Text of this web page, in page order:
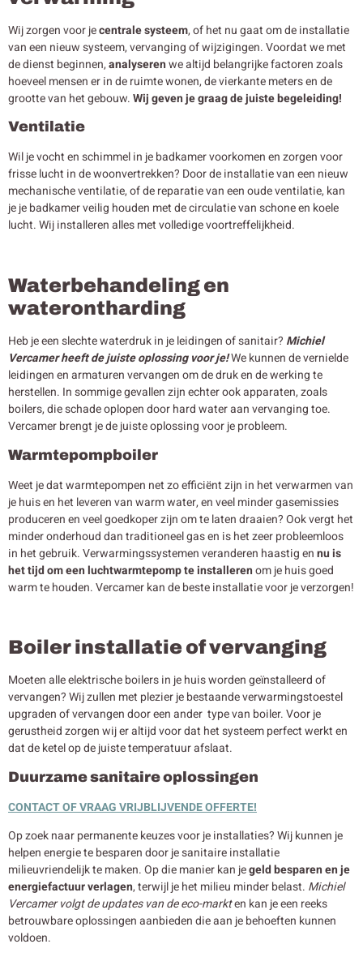
Wij zorgen voor jecentrale systeem, of het nu gaat om de installatie
van een nieuw systeem, vervanging of wijzigingen. Voordat we met
de dienst beginnen,analyserenwe altijd belangrijke factoren zoals
hoeveel mensen er in de ruimte wonen, de vierkante meters en de
grootte van het gebouw.Wij geven je graag de juiste begeleiding!
Ventilatie
Wil je vocht en schimmel in je badkamer voorkomen en zorgen voor
frisse lucht in de woonvertrekken? Door de installatie van een nieuw
mechanische ventilatie, of de reparatie van een oude ventilatie, kan
je je badkamer veilig houden met de circulatie van schone en koele
lucht. Wij installeren alles met volledige voortreffelijkheid.
Waterbehandeling en
waterontharding
Heb je een slechte waterdruk in je leidingen of sanitair? Michiel
Vercamer heeft de juiste oplossing voor je!We kunnen de vernielde
leidingen en armaturen vervangen om de druk en de werking te
herstellen. In sommige gevallen zijn echter ook apparaten, zoals
boilers, die schade oplopen door hard water aan vervanging toe.
Vercamer brengt je de juiste oplossing voor je probleem.
Warmtepompboiler
Weet je dat warmtepompen net zo efficiënt zijn in het verwarmen van
je huis en het leveren van warm water, en veel minder gasemissies
produceren en veel goedkoper zijn om te laten draaien? Ook vergt het
minder onderhoud dan traditioneel gas en is het zeer probleemloos
in het gebruik. Verwarmingssystemen veranderen haastig ennu is
het tijd om een luchtwarmtepomp te installerenom je huis goed
warm te houden. Vercamer kan de beste installatie voor je verzorgen!
Boiler installatie of vervanging
Moeten alle elektrische boilers in je huis worden geïnstalleerd of
vervangen? Wij zullen met plezier je bestaande verwarmingstoestel
upgraden of vervangen door een ander type van boiler. Voor je
gerustheid zorgen wij er altijd voor dat het systeem perfect werkt en
dat de ketel op de juiste temperatuur afslaat.
Duurzame sanitaire oplossingen
CONTACT OF VRAAG VRIJBLIJVENDE OFFERTE!
Op zoek naar permanente keuzes voor je installaties? Wij kunnen je
helpen energie te besparen door je sanitaire installatie
milieuvriendelijk te maken. Op die manier kan jegeld besparen en je
energiefactuur verlagen, terwijl je het milieu minder belast. Michiel
Vercamer volgt de updates van de eco-markten kan je een reeks
betrouwbare oplossingen aanbieden die aan je behoeften kunnen
voldoen.